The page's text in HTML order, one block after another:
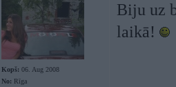
Kopš: 06. Aug 2008
No: Rīga
Biju uz
laikā!